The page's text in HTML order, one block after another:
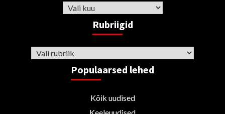
Arhiiv
Rubriigid
Rubriigid
Populaarsed lehed
Kõik uudised